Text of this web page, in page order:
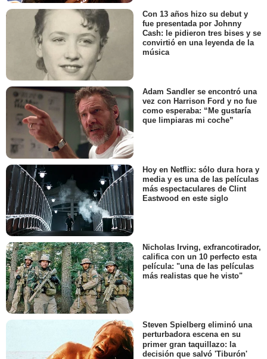
Con 13 años hizo su debut y
fue presentada por Johnny
Cash: le pidieron tres bises y se
convirtió en una leyenda de la
música
Adam Sandler se encontró una
vez con Harrison Ford y no fue
como esperaba: “Me gustaría
que limpiaras mi coche”
Hoy en Netflix: sólo dura hora y
media y es una de las películas
más espectaculares de Clint
Eastwood en este siglo
Nicholas Irving, exfrancotirador,
califica con un 10 perfecto esta
película: "una de las películas
más realistas que he visto"
Steven Spielberg eliminó una
perturbadora escena en su
primer gran taquillazo: la
decisión que salvó 'Tiburón'